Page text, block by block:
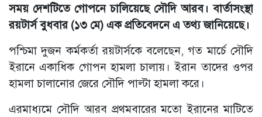
সময় দেশটিতে গোপনে চালিয়েছে সৌদি আরব। বার্তাসংস্থা
রয়টার্স বুধবার (১৩ মে) এক প্রতিবেদনে এ তথ্য জানিয়েছে।
পশ্চিমা দুজন কর্মকর্তা রয়টার্সকে বলেছেন, গত মার্চে সৌদি
ইরানে একাধিক গোপন হামলা চালায়। ইরান তাদের ওপর
হামলা চালানোর জেরে সৌদি পাল্টা হামলা করে।
এরমাধ্যমে সৌদি আরব প্রথমবারের মতো ইরানের মাটিতে